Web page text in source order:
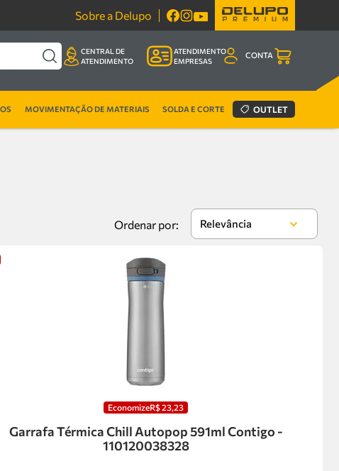
Sobre a Delupo
CENTRAL DE
ATENDIMENTO
ATENDIMENTO
EMPRESAS
CONTA
MOVIMENTAÇÃO DE MATERIAIS SOLDA E CORTE OUTLET
Relevância
EconomizeR$23 23
Garrafa Térmica Chill Autopop 591ml Contigo -
110120038328